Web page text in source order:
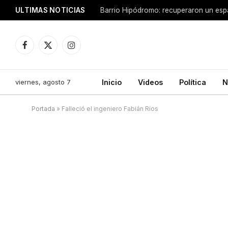
ULTIMAS NOTICIAS
Facebook
X
Instagram
viernes, agosto 7 Inicio Videos Política
Portada » Falleció el ingeniero Fabián Ríos